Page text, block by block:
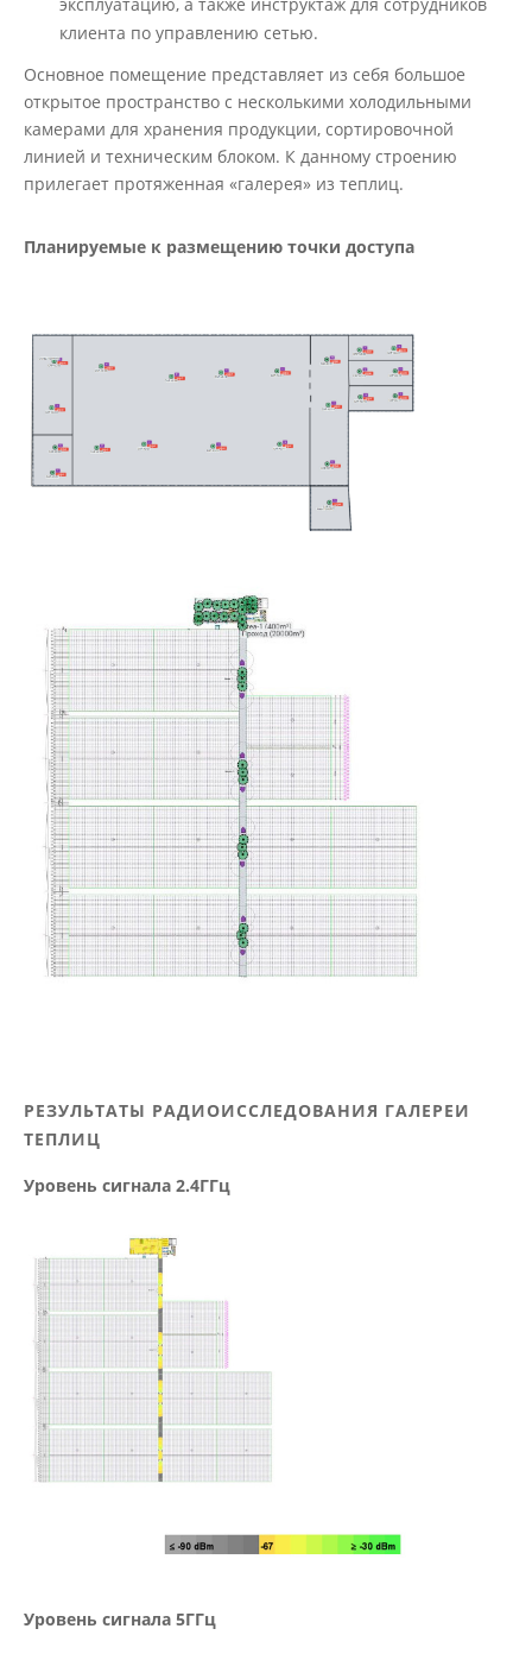
клиента по управлению сетью.
Основное помещение представляет из себя большое
открытое пространство с несколькими холодильными
камерами для хранения продукции, сортировочной
линией и техническим блоком. К данному строению
прилегает протяженная «галерея» из теплиц.
Планируемые к размещению точки доступа
РЕЗУЛЬТАТЫ РАДИОИССЛЕДОВАНИЯ ГАЛЕРЕИ
ТЕПЛИЦ
Уровень сигнала 2.4ГГц
Уровень сигнала 5ГГц